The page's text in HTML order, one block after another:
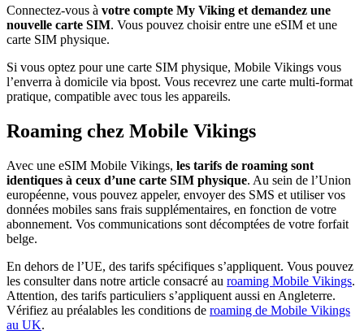
Connectez-vous à votre compte My Viking et demandez une
nouvelle carte SIM. Vous pouvez choisir entre une eSIM et une
carte SIM physique.
Si vous optez pour une carte SIM physique, Mobile Vikings vous
l’enverra à domicile via bpost. Vous recevrez une carte multi-format
pratique, compatible avec tous les appareils.
Roaming chez Mobile Vikings
Avec une eSIM Mobile Vikings, les tarifs de roaming sont
identiques à ceux d’une carte SIM physique. Au sein de l’Union
européenne, vous pouvez appeler, envoyer des SMS et utiliser vos
données mobiles sans frais supplémentaires, en fonction de votre
abonnement. Vos communications sont décomptées de votre forfait
belge.
En dehors de l’UE, des tarifs spécifiques s’appliquent. Vous pouvez
les consulter dans notre article consacré au roaming Mobile Vikings.
Attention, des tarifs particuliers s’appliquent aussi en Angleterre.
Vérifiez au préalables les conditions de roaming de Mobile Vikings
au UK.